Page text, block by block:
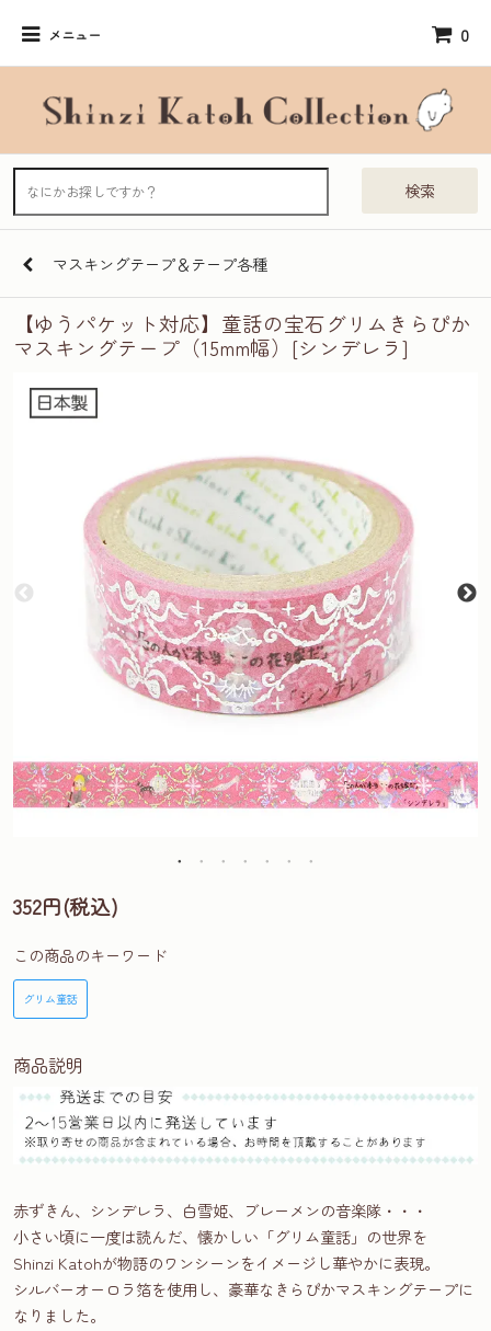
メニュー 0
検索
マスキングテープ＆テープ各種
【ゆうパケット対応】童話の宝石グリムきらぴか
マスキングテープ（15mm幅）[シンデレラ]
352円(税込)
この商品のキーワード
グリム童話
商品説明
赤ずきん、シンデレラ、白雪姫、ブレーメンの音楽隊・・・
小さい頃に一度は読んだ、懐かしい「グリム童話」の世界を
Shinzi Katohが物語のワンシーンをイメージし華やかに表現。
シルバーオーロラ箔を使用し、豪華なきらぴかマスキングテープに
なりました。